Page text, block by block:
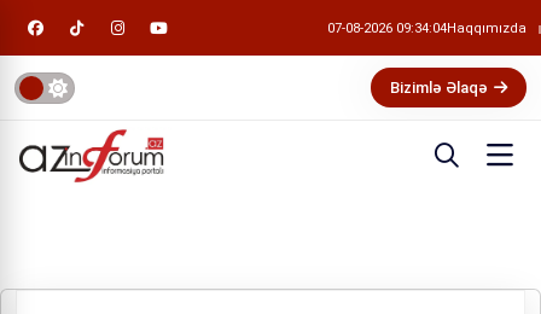
07-08-2026 09:34:05Haqqımızda
Bizimlə Əlaqə